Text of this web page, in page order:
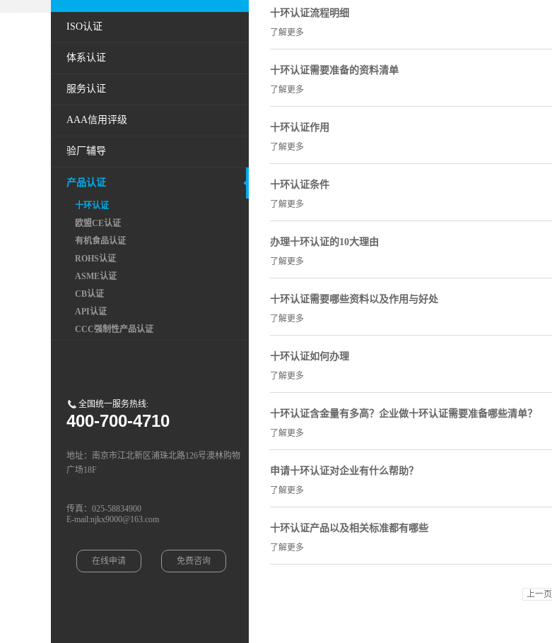
ISO认证
体系认证
服务认证
AAA信用评级
验厂辅导
产品认证
十环认证
欧盟CE认证
有机食品认证
ROHS认证
ASME认证
CB认证
API认证
CCC强制性产品认证
全国统一服务热线:
400-700-4710
地址：南京市江北新区浦珠北路126号澳林购物
广场18F
传真：025-58834900
E-mail:njkx9000@163.com
在线申请 免费咨询
十环认证流程明细
了解更多
十环认证需要准备的资料清单
了解更多
十环认证作用
了解更多
十环认证条件
了解更多
办理十环认证的10大理由
了解更多
十环认证需要哪些资料以及作用与好处
了解更多
十环认证如何办理
了解更多
十环认证含金量有多高？企业做十环认证需要准备哪些清单？
了解更多
申请十环认证对企业有什么帮助？
了解更多
十环认证产品以及相关标准都有哪些
了解更多
上一页